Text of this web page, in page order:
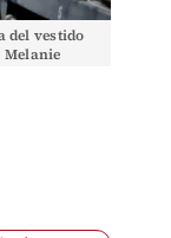
del vestido
Melanie